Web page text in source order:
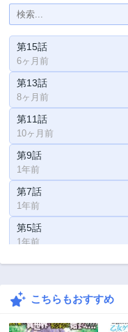
第15話
6ヶ月前
第13話
8ヶ月前
第11話
10ヶ月前
第9話
1年前
第7話
1年前
第5話
1年前
第3話
第1話こちらもおすすめ